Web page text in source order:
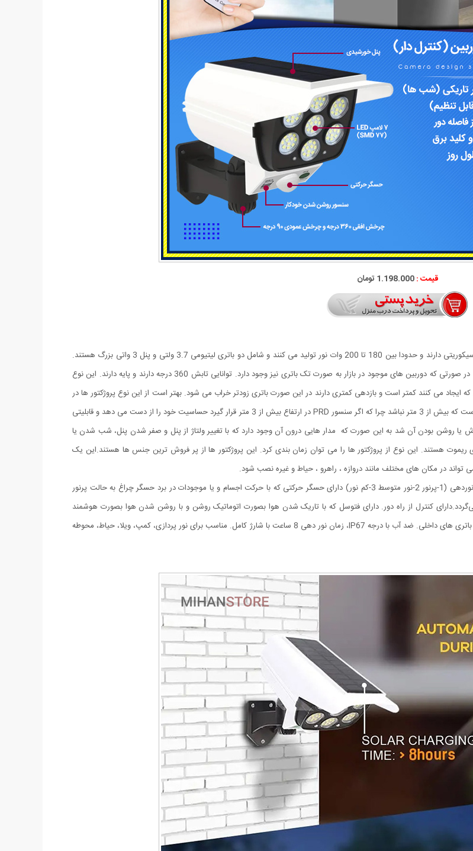
قیمت :1.198.000 تومان
پروژکتور های خورشیدی طرح دوربین مدار بسته پروژکتور هایی هستند که حالت سیکوریتی دارند و حدودا بین 180 تا 200 وات نور تولید می کنند و شامل دو باتری لیتیومی 3.7 ولتی و پنل 3 واتی بزرگ هستند.
دوربین های به کار رفته در این پروژکتور ها 2 باتری هستند و کیفیت بالاتری دارند در صورتی که دوربین های موجود در بازار به صورت تک باتری نیز وجود دارد. توانایی تابش 360 درجه دارند و پایه دارند. این نوع
که ایجاد می کنند کمتر است و بازدهی کمتری دارند در این صورت باتری زودتر خراب می شود. بهتر است از این نوع پروژکتور ها در
مکان های پر تردد استفاده شود. نور بسیار خوبی دارند و ارتفاع نصب آن ها بهتر است که بیش از 3 متر نباشد چرا که اگر سنسور PRD در ارتفاع بیش از 3 متر قرار گیرد حساسیت خود را از دست می دهد و قابلیتی
یا روشن بودن آن شد به این صورت که مدار هایی درون آن وجود دارد که با تغییر ولتاژ از پنل و صفر شدن پنل، شب شدن یا
هستند. این نوع از پروژکتور ها را می توان زمان بندی کرد. این پروژکتور ها از پر فروش ترین جنس ها هستند.این یک
در مکان های مختلف مانند دروازه ، راهرو ، حیاط و غیره نصب شود.
چراغ خورشیدی طرح دوربین که به چراغ پارکی نیز مشهور است دارای سه حلت نوردهی (1-پرنور 2-نور متوسط 3-کم نور) دارای حسگر حرکتی که با حرکت اجسام و یا موجودات در برد حسگر چراغ به حالت پرنور
باز می‌گردد.دارای کنترل از راه دور. دارای فتوسل که با تاریک شدن هوا بصورت اتوماتیک روشن و با روشن شدن هوا بصورت هوشمند
خاموش می‌شود. باتری داخلی پر قدرت دارای پنل خورشیدی با کیفیت جهت شارژ باتری های داخلی. ضد آب با درجه IP67، زمان نور دهی 8 ساعت با شارژ کامل. مناسب برای نور پردازی، کمپ، ویلا، حیاط، محوطه